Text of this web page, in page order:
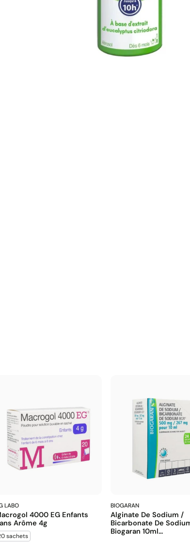
LABO
4000 EG Enfants
Arôme 4g
sachets
BIOGARAN
Alginate De Sodium /
Bicarbonate De
Biogaran 10ml...